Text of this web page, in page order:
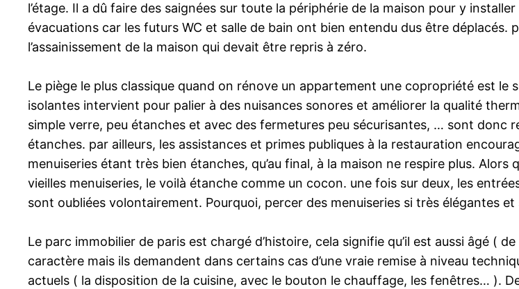
l’étage. Il a dû faire des saignées sur toute la périphérie de la maison pour y
évacuations car les futurs WC et salle de bain ont bien entendu dus être
l’assainissement de la maison qui devait être repris à zéro.
Le piège le plus classique quand on rénove un appartement une copropriété est
isolantes intervient pour palier à des nuisances sonores et améliorer la qualité
simple verre, peu étanches et avec des fermetures peu sécurisantes, … sont donc
étanches. par ailleurs, les assistances et primes publiques à la restauration
menuiseries étant très bien étanches, qu’au final, à la maison ne respire plus.
vieilles menuiseries, le voilà étanche comme un cocon. une fois sur deux, les
sont oubliées volontairement. Pourquoi, percer des menuiseries si très élégantes
Le parc immobilier de paris est chargé d’histoire, cela signifie qu’il est aussi âgé (
caractère mais ils demandent dans certains cas d’une vraie remise à niveau
actuels ( la disposition de la cuisine, avec le bouton le chauffage, les fenêtres… ).